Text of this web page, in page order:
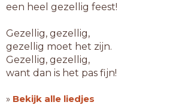
een heel gezellig feest!
Gezellig, gezellig,
gezellig moet het zijn.
Gezellig, gezellig,
want dan is het pas fijn!
» Bekijk alle liedjes